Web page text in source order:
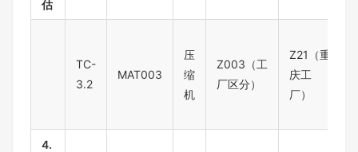
估
TC-
3.2
MAT003
压
缩
机
Z003（工
厂区分）
Z21（重
庆工
厂）
4.